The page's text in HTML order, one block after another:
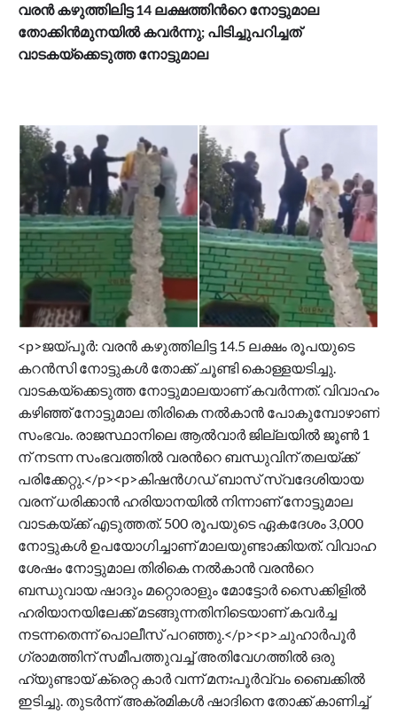
വരൻ കഴുത്തിലിട്ട 14 ലക്ഷത്തിന്‍റെ നോട്ടുമാല
തോക്കിൻമുനയിൽ കവർന്നു; പിടിച്ചുപറിച്ചത്
വാടകയ്ക്കെടുത്ത നോട്ടുമാല
<p>ജയ്പൂർ: വരൻ കഴുത്തിലിട്ട 14.5 ലക്ഷം രൂപയുടെ
കറൻസി നോട്ടുകൾ തോക്ക് ചൂണ്ടി കൊള്ളയടിച്ചു.
വാടകയ്ക്കെടുത്ത നോട്ടുമാലയാണ് കവർന്നത്. വിവാഹം
കഴിഞ്ഞ് നോട്ടുമാല തിരികെ നൽകാൻ പോകുമ്പോഴാണ്
സംഭവം. രാജസ്ഥാനിലെ ആൽവാർ ജില്ലയിൽ ജൂൺ 1
ന് നടന്ന സംഭവത്തിൽ വരന്‍റെ ബന്ധുവിന് തലയ്ക്ക്
പരിക്കേറ്റു.</p><p>കിഷൻഗഡ് ബാസ് സ്വദേശിയായ
വരന് ധരിക്കാൻ ഹരിയാനയിൽ നിന്നാണ് നോട്ടുമാല
വാടകയ്ക്ക് എടുത്തത്. 500 രൂപയുടെ ഏകദേശം 3,000
നോട്ടുകൾ ഉപയോഗിച്ചാണ് മാലയുണ്ടാക്കിയത്. വിവാഹ
ശേഷം നോട്ടുമാല തിരികെ നൽകാൻ വരന്‍റെ
ബന്ധുവായ ഷാദും മറ്റൊരാളും മോട്ടോർ സൈക്കിളിൽ
ഹരിയാനയിലേക്ക് മടങ്ങുന്നതിനിടെയാണ് കവർച്ച
നടന്നതെന്ന് പൊലീസ് പറഞ്ഞു.</p><p>ചുഹാർപൂർ
ഗ്രാമത്തിന് സമീപത്തുവച്ച് അതിവേഗത്തിൽ ഒരു
ഹ്യുണ്ടായ് ക്രെറ്റ കാർ വന്ന് മനഃപൂർവ്വം ബൈക്കിൽ
ഇടിച്ചു. തുടർന്ന് അക്രമികൾ ഷാദിനെ തോക്ക് കാണിച്ച്